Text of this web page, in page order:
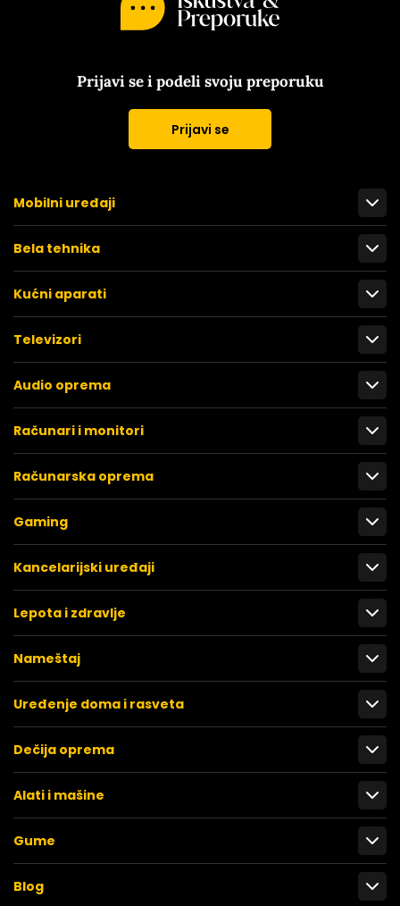
Prijavi se i podeli svoju preporuku
Prijavi se
Mobilni uređaji
Bela tehnika
Kućni aparati
Televizori
Audio oprema
Računari i monitori
Računarska oprema
Gaming
Kancelarijski uređaji
Lepota i zdravlje
Nameštaj
Uređenje doma i rasveta
Dečija oprema
Alati i mašine
Gume
Blog